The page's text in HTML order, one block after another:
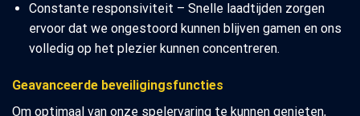
Constante responsiviteit – Snelle laadtijden zorgen
ervoor dat we ongestoord kunnen blijven gamen en ons
volledig op het plezier kunnen concentreren.
Geavanceerde beveiligingsfuncties
Om optimaal van onze spelervaring te kunnen genieten,